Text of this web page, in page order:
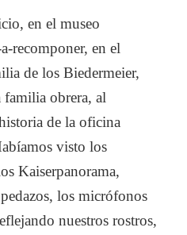
en el museo
recomponer, en el
de los Biedermeier,
familia obrera, al
de la oficina
visto los
Kaiserpanorama,
los micrófonos
nuestros rostros,